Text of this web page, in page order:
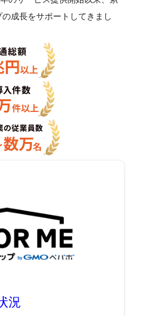
成長をサポートしてきまし
況